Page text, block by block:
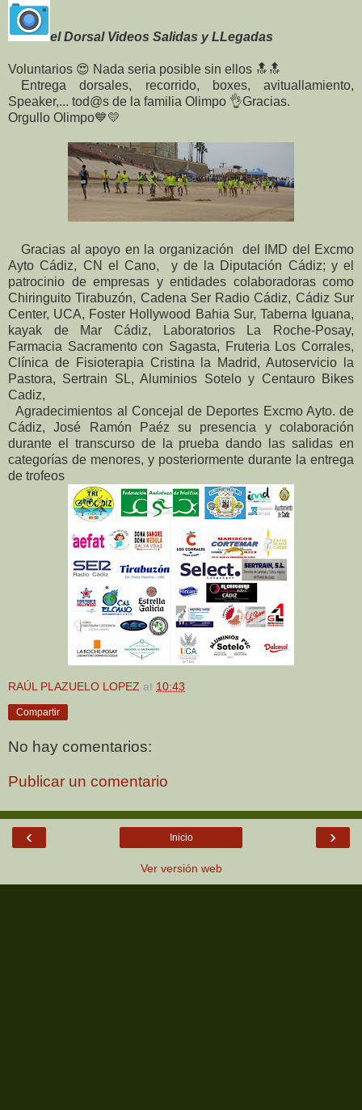
el Dorsal Videos Salidas y LLegadas
Voluntarios 😍 Nada seria posible sin ellos 🔝🔝
Entrega dorsales, recorrido, boxes, avituallamiento,
Speaker,... tod@s de la familia Olimpo 👌Gracias.
Orgullo Olimpo💙💛
Gracias al apoyo en la organización del IMD del Excmo
Ayto Cádiz, CN el Cano, y de la Diputación Cádiz; y el
patrocinio de empresas y entidades colaboradoras como
Chiringuito Tirabuzón, Cadena Ser Radio Cádiz, Cádiz Sur
Center, UCA, Foster Hollywood Bahia Sur, Taberna Iguana,
kayak de Mar Cádiz, Laboratorios La Roche-Posay,
Farmacia Sacramento con Sagasta, Fruteria Los Corrales,
Clínica de Fisioterapia Cristina la Madrid, Autoservicio la
Pastora, Sertrain SL, Aluminios Sotelo y Centauro Bikes
Cadiz,
Agradecimientos al Concejal de Deportes Excmo Ayto. de
Cádiz, José Ramón Paéz su presencia y colaboración
durante el transcurso de la prueba dando las salidas en
categorías de menores, y posteriormente durante la entrega
de trofeos
RAÚL PLAZUELO LOPEZ at 10:43
Compartir
No hay comentarios:
Publicar un comentario
‹ ›
Inicio
Ver versión web